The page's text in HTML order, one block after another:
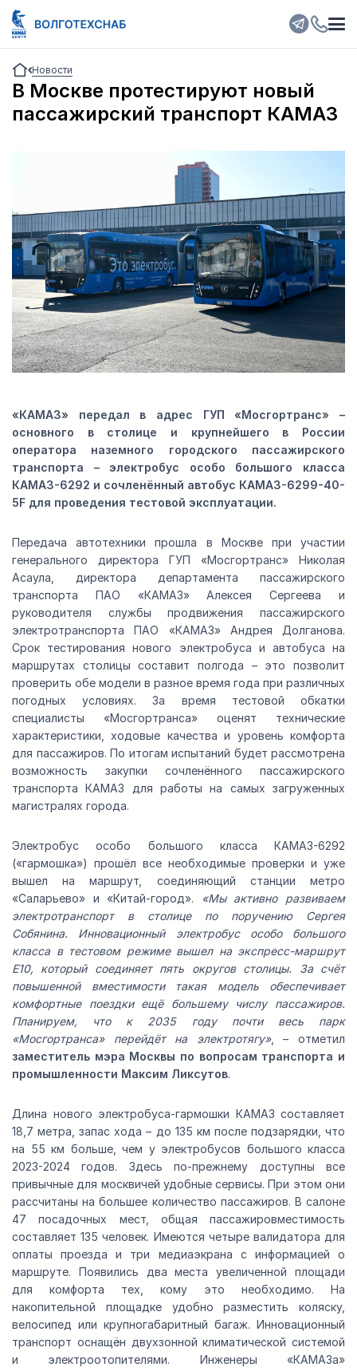
Новости
В Москве протестируют новый
пассажирский транспорт КАМАЗ
«КАМАЗ» передал в адрес ГУП «Мосгортранс» –
основного в столице и крупнейшего в России
оператора наземного городского пассажирского
транспорта – электробус особо большого класса
КАМАЗ-6292 и сочленённый автобус КАМАЗ-6299-40-
5F для проведения тестовой эксплуатации.
Передача автотехники прошла в Москве при участии
генерального директора ГУП «Мосгортранс» Николая
Асаула, директора департамента пассажирского
транспорта ПАО «КАМАЗ» Алексея Сергеева и
руководителя службы продвижения пассажирского
электротранспорта ПАО «КАМАЗ» Андрея Долганова.
Срок тестирования нового электробуса и автобуса на
маршрутах столицы составит полгода – это позволит
проверить обе модели в разное время года при различных
погодных условиях. За время тестовой обкатки
специалисты «Мосгортранса» оценят технические
характеристики, ходовые качества и уровень комфорта
для пассажиров. По итогам испытаний будет рассмотрена
возможность закупки сочленённого пассажирского
транспорта КАМАЗ для работы на самых загруженных
магистралях города.
Электробус особо большого класса КАМАЗ-6292
(«гармошка») прошёл все необходимые проверки и уже
вышел на маршрут, соединяющий станции метро
«Саларьево» и «Китай-город».
«Мы активно развиваем
электротранспорт в столице по поручению Сергея
Собянина. Инновационный электробус особо большого
класса в тестовом режиме вышел на экспресс-маршрут
Е10, который соединяет пять округов столицы. За счёт
повышенной вместимости такая модель обеспечивает
комфортные поездки ещё большему числу пассажиров.
Планируем, что к 2035 году почти весь парк
«Мосгортранса» перейдёт на электротягу», – отметил
заместитель мэра Москвы по вопросам транспорта и
промышленности Максим Ликсутов.
Длина нового электробуса-гармошки КАМАЗ составляет
18,7 метра, запас хода – до 135 км после подзарядки, что
на 55 км больше, чем у электробусов большого класса
2023-2024 годов. Здесь по-прежнему доступны все
привычные для москвичей удобные сервисы. При этом они
рассчитаны на большее количество пассажиров. В салоне
47 посадочных мест, общая пассажировместимость
составляет 135 человек. Имеются четыре валидатора для
оплаты проезда и три медиаэкрана с информацией о
маршруте. Появились два места увеличенной площади
для комфорта тех, кому это необходимо. На
накопительной площадке удобно разместить коляску,
велосипед или крупногабаритный багаж. Инновационный
транспорт оснащён двухзонной климатической системой
и электроотопителями. Инженеры «КАМАЗа»